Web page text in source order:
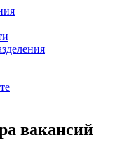
вакансий